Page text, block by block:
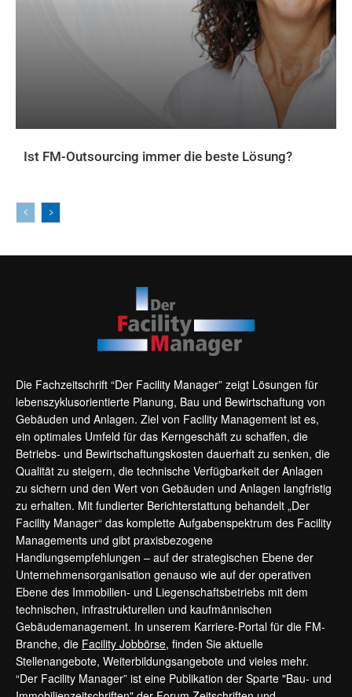
Ist FM-Outsourcing immer die beste Lösung?
Die Fachzeitschrift “Der Facility Manager” zeigt Lösungen für
lebenszyklusorientierte Planung, Bau und Bewirtschaftung von
Gebäuden und Anlagen. Ziel von Facility Management ist es,
ein optimales Umfeld für das Kerngeschäft zu schaffen, die
Betriebs- und Bewirtschaftungskosten dauerhaft zu senken, die
Qualität zu steigern, die technische Verfügbarkeit der Anlagen
zu sichern und den Wert von Gebäuden und Anlagen langfristig
zu erhalten. Mit fundierter Berichterstattung behandelt „Der
Facility Manager“ das komplette Aufgabenspektrum des Facility
Managements und gibt praxisbezogene
Handlungsempfehlungen – auf der strategischen Ebene der
Unternehmensorganisation genauso wie auf der operativen
Ebene des Immobilien- und Liegenschaftsbetriebs mit dem
technischen, infrastrukturellen und kaufmännischen
Gebäudemanagement. In unserem Karriere-Portal für die FM-
Branche, die Facility Jobbörse, finden Sie aktuelle
Stellenangebote, Weiterbildungsangebote und vieles mehr.
“Der Facility Manager” ist eine Publikation der Sparte "Bau- und